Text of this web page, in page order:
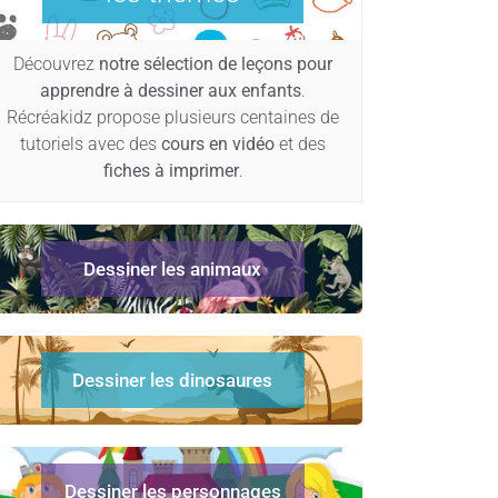
Découvrez notre sélection de leçons pour
apprendre à dessiner aux enfants.
Récréakidz propose plusieurs centaines de
tutoriels avec descours en vidéo et des
fiches à imprimer.
Dessiner les animaux
Dessiner les dinosaures
Dessiner les personnages